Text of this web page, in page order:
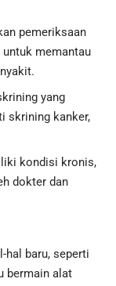
pemeriksaan
memantau
yang
skrining kanker,
kondisi kronis,
dokter dan
hal baru, seperti
bermain alat